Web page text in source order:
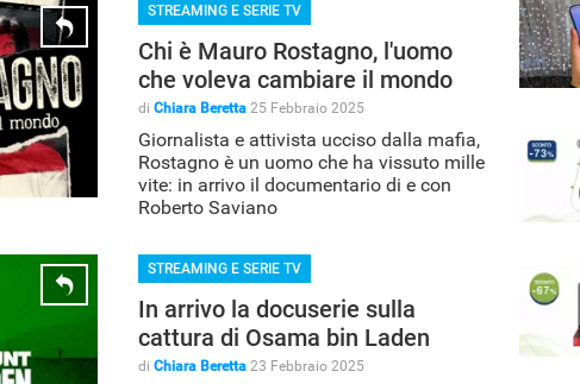
STREAMING E SERIE TV
Chi è Mauro Rostagno, l'uomo
che voleva cambiare il mondo
di Chiara Beretta 25 Febbraio 2025
Giornalista e attivista ucciso dalla mafia,
Rostagno è un uomo che ha vissuto mille
vite: in arrivo il documentario di e con
Roberto Saviano
STREAMING E SERIE TV
In arrivo la docuserie sulla
cattura di Osama bin Laden
di Chiara Beretta 23 Febbraio 2025